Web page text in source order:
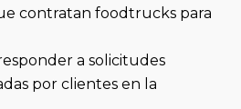
contratan foodtrucks para
a solicitudes
por clientes en la